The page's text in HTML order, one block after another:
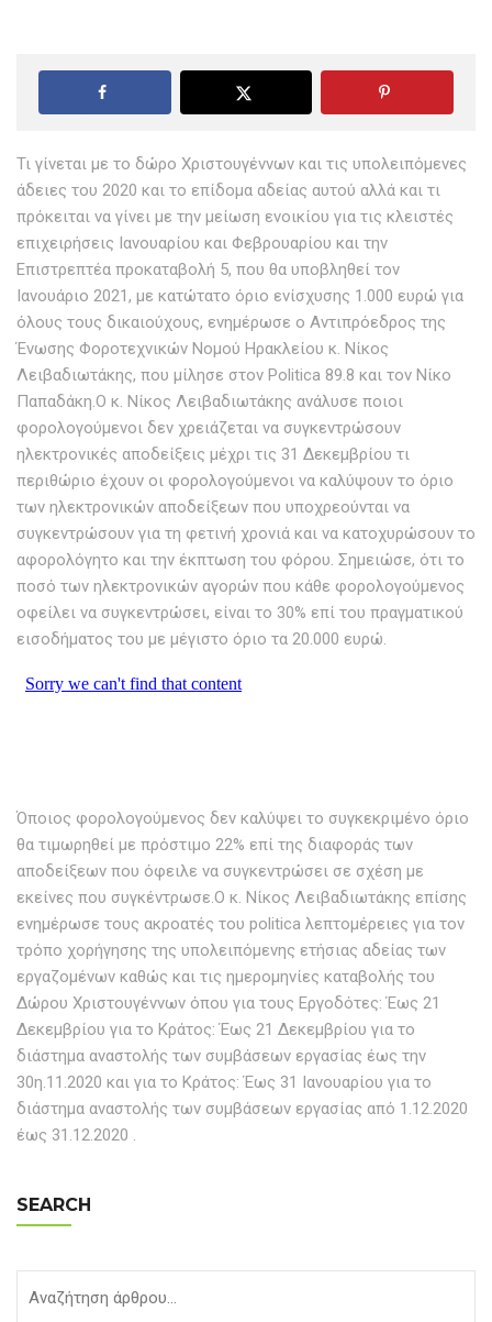
Τι γίνεται με το δώρο Χριστουγέννων και τις υπολειπόμενες
άδειες του 2020 και το επίδομα αδείας αυτού αλλά και τι
πρόκειται να γίνει με την μείωση ενοικίου για τις κλειστές
επιχειρήσεις Ιανουαρίου και Φεβρουαρίου και την
Επιστρεπτέα προκαταβολή 5, που θα υποβληθεί τον
Ιανουάριο 2021, με κατώτατο όριο ενίσχυσης 1.000 ευρώ για
όλους τους δικαιούχους, ενημέρωσε ο Αντιπρόεδρος της
Ένωσης Φοροτεχνικών Νομού Ηρακλείου κ. Νίκος
Λειβαδιωτάκης, που μίλησε στον Politica 89.8 και τον Νίκο
Παπαδάκη.Ο κ. Νίκος Λειβαδιωτάκης ανάλυσε ποιοι
φορολογούμενοι δεν χρειάζεται να συγκεντρώσουν
ηλεκτρονικές αποδείξεις μέχρι τις 31 Δεκεμβρίου τι
περιθώριο έχουν οι φορολογούμενοι να καλύψουν το όριο
των ηλεκτρονικών αποδείξεων που υποχρεούνται να
συγκεντρώσουν για τη φετινή χρονιά και να κατοχυρώσουν το
αφορολόγητο και την έκπτωση του φόρου. Σηµειώσε, ότι το
ποσό των ηλεκτρονικών αγορών που κάθε φορολογούμενος
οφείλει να συγκεντρώσει, είναι το 30% επί του πραγματικού
εισοδήματος του µε μέγιστο όριο τα 20.000 ευρώ.
Όποιος φορολογούμενος δεν καλύψει το συγκεκριμένο όριο
θα τιμωρηθεί µε πρόστιµο 22% επί της διαφοράς των
αποδείξεων που όφειλε να συγκεντρώσει σε σχέση µε
εκείνες που συγκέντρωσε.Ο κ. Νίκος Λειβαδιωτάκης επίσης
ενημέρωσε τους ακροατές του politica λεπτομέρειες για τον
τρόπο χορήγησης της υπολειπόμενης ετήσιας αδείας των
εργαζομένων καθώς και τις ημερομηνίες καταβολής του
Δώρου Χριστουγέννων όπου για τους Εργοδότες: Έως 21
Δεκεμβρίου για το Κράτος: Έως 21 Δεκεμβρίου για το
διάστημα αναστολής των συμβάσεων εργασίας έως την
30η.11.2020 και για το Κράτος: Έως 31 Ιανουαρίου για το
διάστημα αναστολής των συμβάσεων εργασίας από 1.12.2020
έως 31.12.2020 .
SEARCH